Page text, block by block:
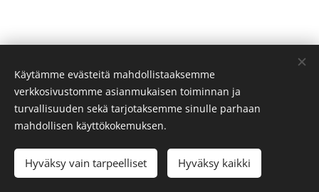
TELEVIDEO-FINLAND OY | HOIDETAAN LAITTEESI KUNTOON
All rights reserved - Kaikki oikeudet pidätetään 2018
Käytämme evästeitä mahdollistaaksemme
verkkosivustomme asianmukaisen toiminnan ja
turvallisuuden sekä tarjotaksemme sinulle parhaan
mahdollisen käyttökokemuksen.
Hyväksy vain tarpeelliset Hyväksy kaikki